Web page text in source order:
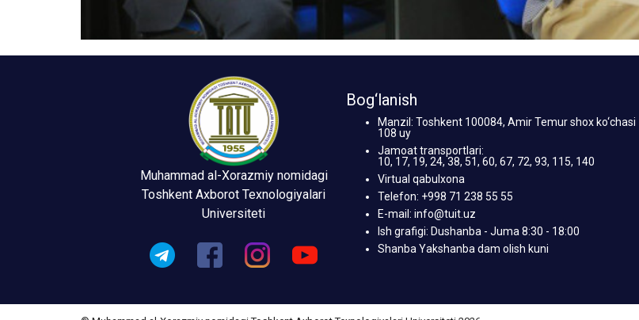
Muhammad al-Xorazmiy nomidagi
Toshkent Axborot Texnologiyalari
Universiteti
Bog‘lanish
Manzil: Toshkent 100084, Amir Temur shox ko‘chasi
108 uy
Jamoat transportlari:
10, 17, 19, 24, 38, 51, 60, 67, 72, 93, 115, 140
Virtual qabulxona
Telefon: +998 71 238 55 55
E-mail: info@tuit.uz
Ish grafigi: Dushanba - Juma 8:30 - 18:00
Shanba Yakshanba dam olish kuni